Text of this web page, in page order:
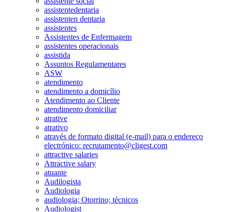
assistentedentaria
assistenten dentaria
assistentes
Assistentes de Enfermagem
assistentes operacionais
assistida
Assuntos Regulamentares
ASW
atendimento
atendimento a domicílio
Atendimento ao Cliente
atendimento domiciliar
atrative
atrativo
através de formato digital (e-mail) para o endereço
electrónico: recrutamento@cligest.com
attractive salaries
Attractive salary
atuante
Audilogista
Audiologia
audiologia; Otorrino; técnicos
Audiologist